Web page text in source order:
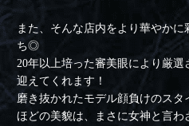
また、そんな店内をより華やか
ち◎
20年以上培った審美眼により厳
迎えてくれます！
磨き抜かれたモデル顔負けのス
ほどの美貌は、まさに女神と言わ